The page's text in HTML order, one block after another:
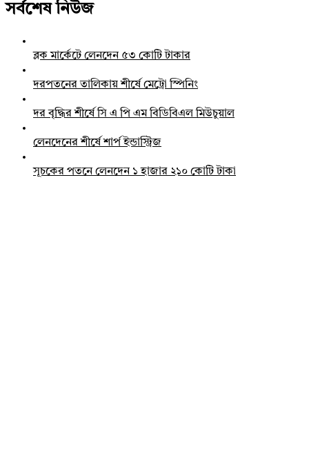
সর্বশেষ নিউজ
ব্লক মার্কেটে লেনদেন ৫৩ কোটি টাকার
দরপতনের তালিকায় শীর্ষে মেট্রো স্পিনিং
দর বৃদ্ধির শীর্ষে সি এ পি এম বিডিবিএল মিউচুয়াল
লেনদেনের শীর্ষে শার্প ইন্ডাস্ট্রিজ
সূচকের পতনে লেনদেন ১ হাজার ২১০ কোটি টাকা